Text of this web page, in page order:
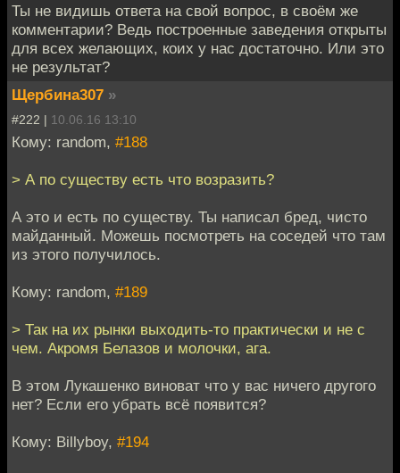
Ты не видишь ответа на свой вопрос, в своём же
комментарии? Ведь построенные заведения открыты
для всех желающих, коих у нас достаточно. Или это
не результат?
Щербина307 »
#222 | 10.06.16 13:10
Кому: random, #188
> А по существу есть что возразить?
А это и есть по существу. Ты написал бред, чисто
майданный. Можешь посмотреть на соседей что там
из этого получилось.
Кому: random, #189
> Так на их рынки выходить-то практически и не с
чем. Акромя Белазов и молочки, ага.
В этом Лукашенко виноват что у вас ничего другого
нет? Если его убрать всё появится?
Кому: Billyboy, #194